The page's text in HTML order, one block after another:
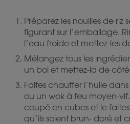
Préparez les nouilles de riz
figurant sur l’emballage.
l’eau froide et mettez-les
Mélangez tous les
un bol et mettez-la de
Faites chauffer l’huile
ou un wok à feu moyen-
coupé en cubes et le
qu’ils soient brun- doré et